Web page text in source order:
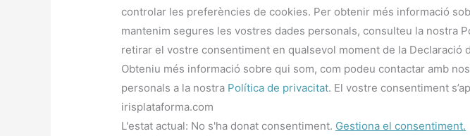
controlar les preferències de cookies. Per obtenir més informació
mantenim segures les vostres dades personals, consulteu la nostra
retirar el vostre consentiment en qualsevol moment de la Declaració
Obteniu més informació sobre qui som, com podeu contactar amb
personals a la nostra Política de privacitat. El vostre consentiment
irisplataforma.com
L'estat actual: No s'ha donat consentiment. Gestiona el consentiment.